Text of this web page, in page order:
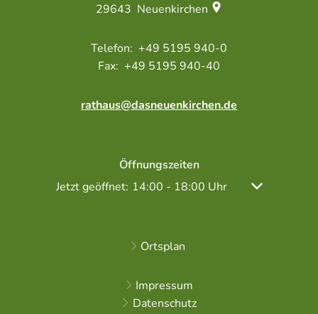
29643 Neuenkirchen
+49 5195 940-0
+49 5195 940-40
rathaus@dasneuenkirchen.de
Öffnungszeiten
Klicken, um weitere Öffnungs- oder Schließzeiten
Jetzt geöffnet: 14:00 - 18:00 Uhr
Von 14:00 bis 18:00 Uhr
Ortsplan
Impressum
Datenschutz